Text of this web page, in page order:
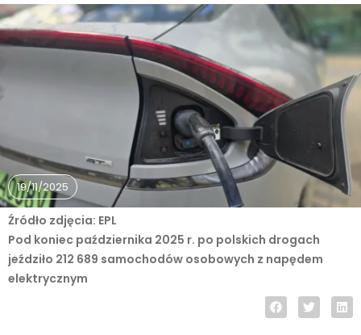
19/11/2025
Pod koniec października 2025 r. po polskich drogach
jeździło 212 689 samochodów osobowych z napędem
elektrycznym
Źródło zdjęcia: EPL